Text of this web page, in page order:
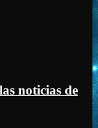
noticias de